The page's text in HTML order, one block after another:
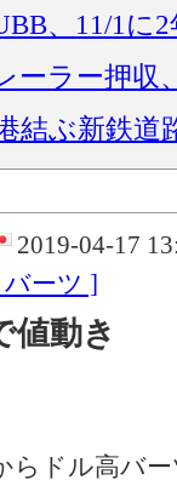
、11/1に
ーラー押収
結ぶ新鉄道
2019-04-17
バーツ ]
値動き
ドル高バ